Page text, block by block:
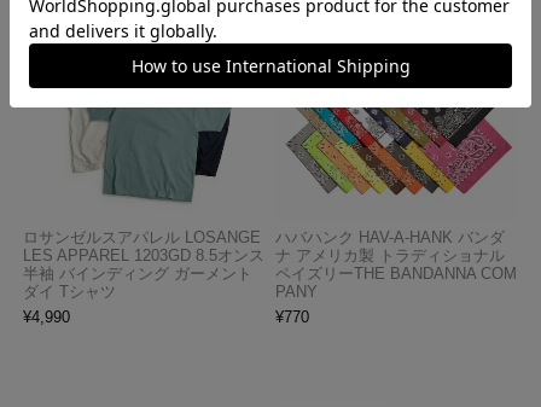
ロサンゼルスアパレル LOSANGE
LES APPAREL 1203GD 8.5オンス
半袖 バインディング ガーメント
ダイ Tシャツ
¥4,990
ハバハンク HAV-A-HANK バンダ
ナ アメリカ製 トラディショナル
ペイズリーTHE BANDANNA COM
PANY
¥770